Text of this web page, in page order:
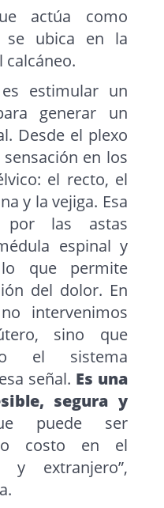
actúa como
se ubica en la
calcáneo.
estimular un
generar un
Desde el plexo
en los
el recto, el
y la vejiga. Esa
por las astas
espinal y
que permite
del dolor. En
intervenimos
sino que
el sistema
señal. Es una
segura y
puede ser
costo en el
y extranjero”,